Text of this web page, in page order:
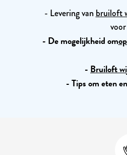
- Levering van bruiloft
- De mogelijkheid om
- Bruiloft
- Tips om eten